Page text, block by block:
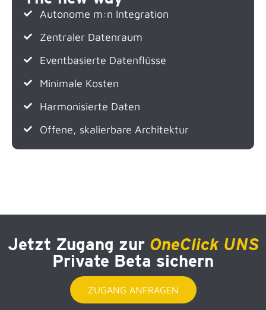
Autonome m:n Integration
Zentraler Datenraum
Eventbasierte Datenflüsse
Minimale Kosten
Harmonisierte Daten
Offene, skalierbare Architektur
Jetzt Zugang zur OneClick UNS
Private Beta sichern
ZUGANG ANFRAGEN